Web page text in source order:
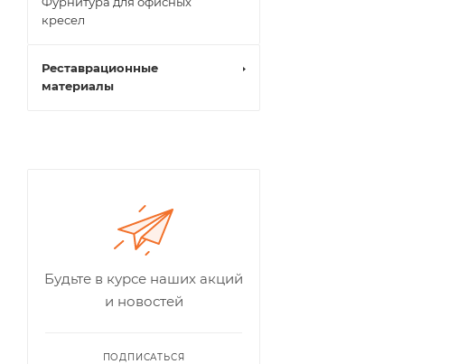
кресел
Реставрационные
материалы
Будьте в курсе наших акций
и новостей
ПОДПИСАТЬСЯ